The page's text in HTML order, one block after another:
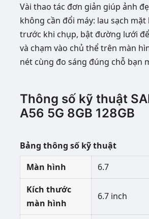
Vài thao tác đơn giản giúp ảnh
không cần đổi máy: lau sạch
trước khi chụp, bật đường lưới
và chạm vào chủ thể trên màn
nét cùng đo sáng đúng chỗ bạn
Thông số kỹ thuật
A56 5G 8GB 128GB
Bảng thông số kỹ thuật
Màn hình
6.7
Kích thước
màn hình
6.7 inch